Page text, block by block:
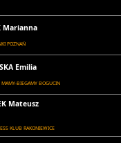
Marianna
POZNAŃ
Emilia
BIEGAMY BOGUCIN
Mateusz
KLUB RAKONIEWICE